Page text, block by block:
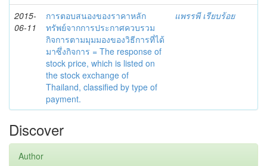
2015-
06-11
การตอบสนองของราคาหลัก
ทรัพย์จากการประกาศควบรวม
กิจการตามมุมมองของวิธีการที่ได้
มาซึ่งกิจการ = The response of
stock price, which is listed on
the stock exchange of
Thailand, classified by type of
payment.
แพรรพี เรียบร้อย
Discover
Author